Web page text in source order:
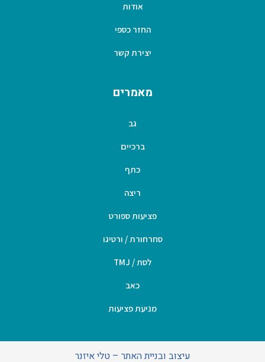
אודות
החזר כספי
יצירת קשר
מאמרים
גב
ברכיים
כתף
ריצה
פציעות ספורט
סחרחורת / ורטיגו
לסת / TMJ
כאב
מניעת פציעות
עיצוב ובניית האתר – טלי איזנר